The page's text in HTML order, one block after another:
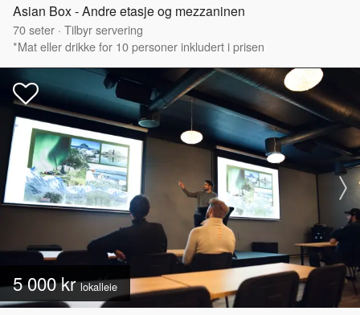
Asian Box - Andre etasje og mezzaninen
70seter · Tilbyr servering
*Mat eller drikke for 10 personer inkludert i prisen
5 000 krlokalleie